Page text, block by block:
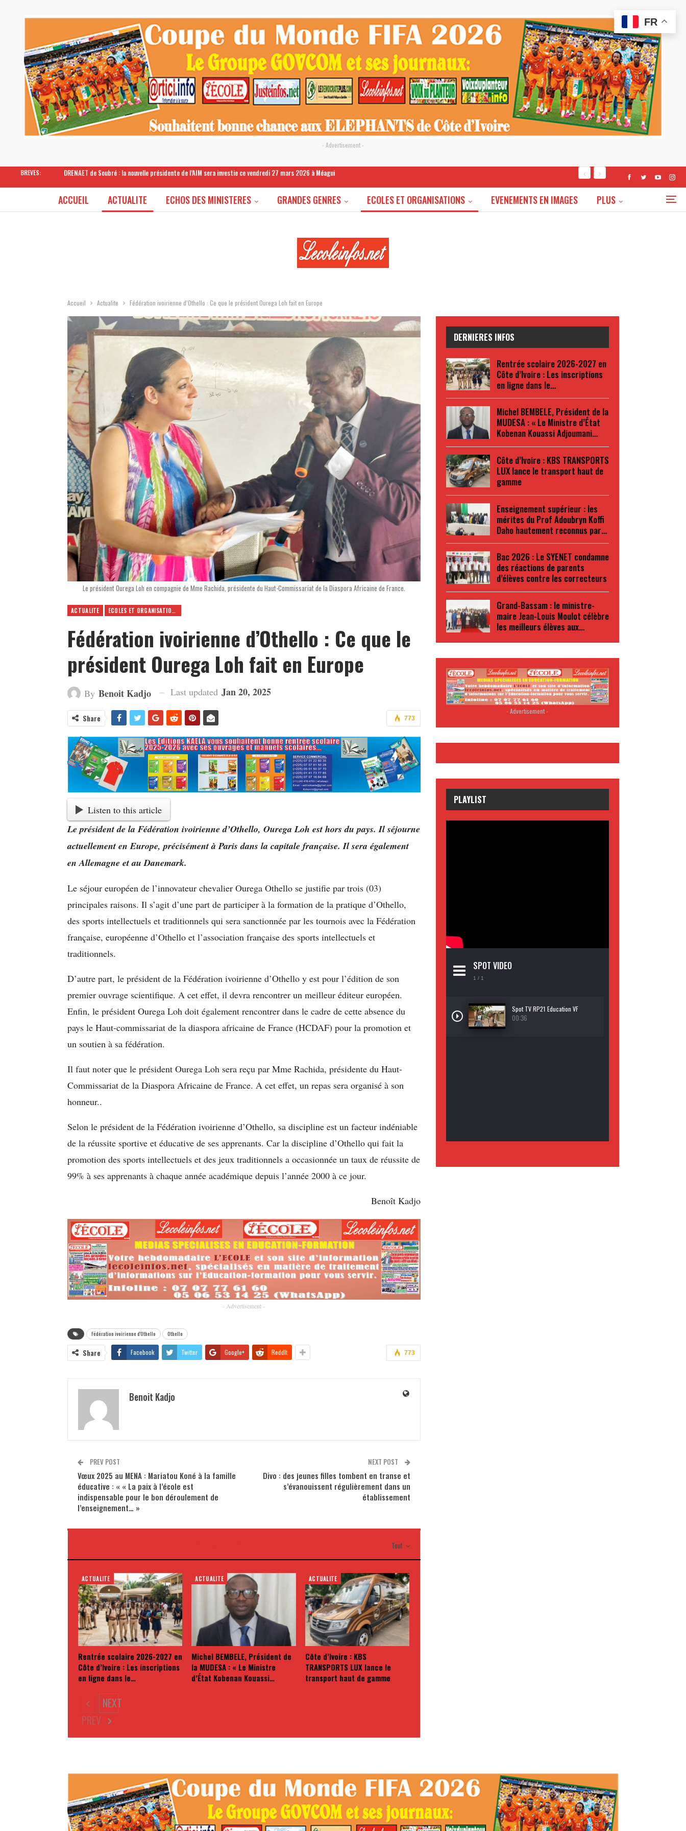
- Advertisement -
BREVES: DRENAET de Soubré : la nouvelle présidente de l’AIM sera investie ce vendredi 27 mars 2026 à Méagui
ACCUEIL ACTUALITE ECHOS DES MINISTERES GRANDES GENRES ECOLES ET ORGANISATIONS EVENEMENTS EN IMAGES PLUS
Accueil Actualite Fédération ivoirienne d’Othello : Ce que le président Ourega Loh fait en Europe
Le président Ourega Loh en compagnie de Mme Rachida, présidente du Haut-Commissariat de la Diaspora Africaine de France.
ACTUALITE ECOLES ET ORGANISATIONS
Fédération ivoirienne d’Othello : Ce que le
président Ourega Loh fait en Europe
By Benoit Kadjo Last updated Jan 20, 2025
773
Share
Listen to this article
Le président de la Fédération ivoirienne d’Othello, Ourega Loh est hors du pays. Il séjourne
actuellement en Europe, précisément à Paris dans la capitale française. Il sera également
en Allemagne et au Danemark.
Le séjour européen de l’innovateur chevalier Ourega Othello se justifie par trois (03)
principales raisons. Il s’agit d’une part de participer à la formation de la pratique d’Othello,
des sports intellectuels et traditionnels qui sera sanctionnée par les tournois avec la Fédération
française, européenne d’Othello et l’association française des sports intellectuels et
traditionnels.
D’autre part, le président de la Fédération ivoirienne d’Othello y est pour l’édition de son
premier ouvrage scientifique. A cet effet, il devra rencontrer un meilleur éditeur européen.
Enfin, le président Ourega Loh doit également rencontrer dans le cadre de cette absence du
pays le Haut-commissariat de la diaspora africaine de France (HCDAF) pour la promotion et
un soutien à sa fédération.
Il faut noter que le président Ourega Loh sera reçu par Mme Rachida, présidente du Haut-
Commissariat de la Diaspora Africaine de France. A cet effet, un repas sera organisé à son
honneur..
Selon le président de la Fédération ivoirienne d’Othello, sa discipline est un facteur indéniable
de la réussite sportive et éducative de ses apprenants. Car la discipline d’Othello qui fait la
promotion des sports intellectuels et des jeux traditionnels a occasionnée un taux de réussite de
99% à ses apprenants à chaque année académique depuis l’année 2000 à ce jour.
Benoît Kadjo
- Advertisement -
Fédération ivoirienne d'Othello Othello
773
Share Facebook Twitter Google+ ReddIt
Benoit Kadjo
PREV POST
Vœux 2025 au MENA : Mariatou Koné à la famille
éducative : « « La paix à l’école est
indispensable pour le bon déroulement de
l’enseignement… »
NEXT POST
Divo : des jeunes filles tombent en transe et
s’évanouissent régulièrement dans un
établissement
Tout
ACTUALITE
Rentrée scolaire 2026-2027 en
Côte d’Ivoire : Les inscriptions
en ligne dans le…
ACTUALITE
Michel BEMBELE, Président de
la MUDESA : « Le Ministre
d’État Kobenan Kouassi…
ACTUALITE
Côte d’Ivoire : KBS
TRANSPORTS LUX lance le
transport haut de gamme
PREV
NEXT
DERNIERES INFOS
Rentrée scolaire 2026-2027 en
Côte d’Ivoire : Les inscriptions
en ligne dans le…
Michel BEMBELE, Président de la
MUDESA : « Le Ministre d’État
Kobenan Kouassi Adjoumani…
Côte d’Ivoire : KBS TRANSPORTS
LUX lance le transport haut de
gamme
Enseignement supérieur : les
mérites du Prof Adoubryn Koffi
Daho hautement reconnus par…
Bac 2026 : Le SYENET condamne
des réactions de parents
d’élèves contre les correcteurs
Grand-Bassam : le ministre-
maire Jean-Louis Moulot célèbre
les meilleurs élèves aux…
- Advertisement -
PLAYLIST
SPOT VIDEO
1 / 1
Spot TV RP21 Education VF
00:36
FR